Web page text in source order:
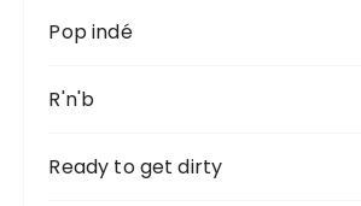
Pop indé
R'n'b
Ready to get dirty